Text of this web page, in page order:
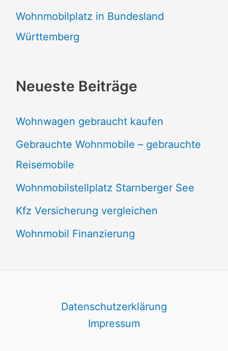
Wohnmobilplatz in Bundesland
Württemberg
Neueste Beiträge
Wohnwagen gebraucht kaufen
Gebrauchte Wohnmobile – gebrauchte
Reisemobile
Wohnmobilstellplatz Starnberger See
Kfz Versicherung vergleichen
Wohnmobil Finanzierung
Datenschutzerklärung
Impressum